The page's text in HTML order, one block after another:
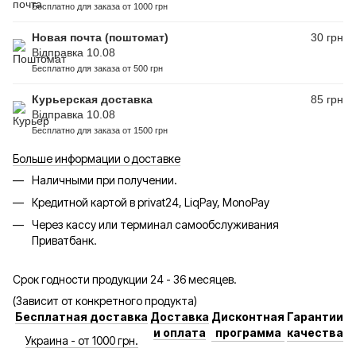
Бесплатно для заказа от 1000 грн
Новая почта (поштомат)
Відправка 10.08
Бесплатно для заказа от 500 грн
30 грн
Курьерская доставка
Відправка 10.08
Бесплатно для заказа от 1500 грн
85 грн
Больше информации о доставке
Наличными при получении.
Кредитной картой в privat24, LiqPay, MonoPay
Через кассу или терминал самообслуживания
Приватбанк.
Срок годности продукции 24 - 36 месяцев.
(Зависит от конкретного продукта)
Бесплатная доставка
Украина - от 1000 грн.
Доставка
и оплата
Дисконтная
программа
Гарантии
качества